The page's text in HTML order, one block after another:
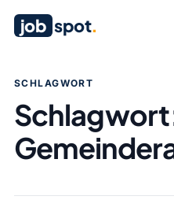
job spot.
SCHLAGWORT